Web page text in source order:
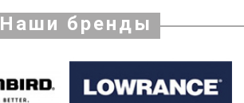
Наши бренды